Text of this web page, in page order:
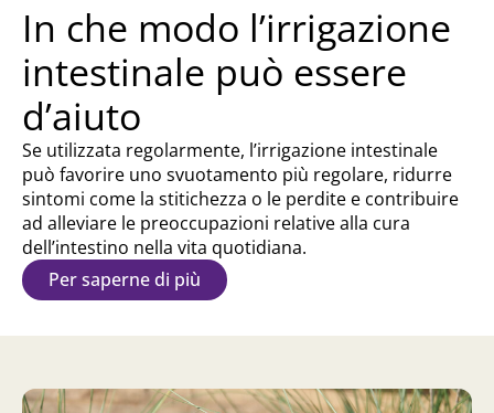
In che modo l’irrigazione
intestinale può essere
d’aiuto
Se utilizzata regolarmente, l’irrigazione intestinale
può favorire uno svuotamento più regolare, ridurre
sintomi come la stitichezza o le perdite e contribuire
ad alleviare le preoccupazioni relative alla cura
dell’intestino nella vita quotidiana.
Per saperne di più